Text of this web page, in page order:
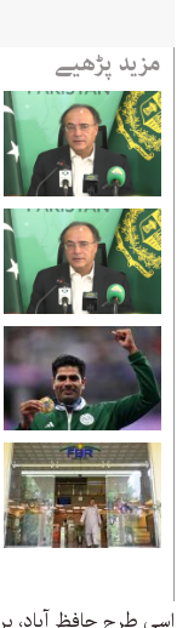
مزید پڑھیے
اسی طرح حافظ آباد،